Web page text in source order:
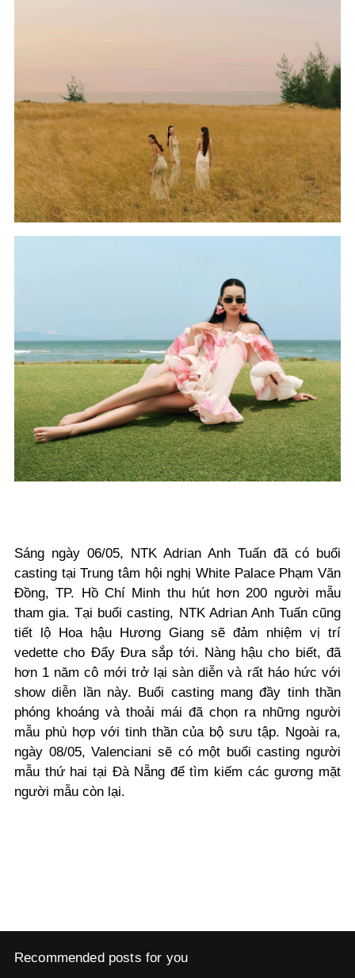
Sáng ngày 06/05, NTK Adrian Anh Tuấn đã có buổi
casting tại Trung tâm hội nghị White Palace Phạm Văn
Đồng, TP. Hồ Chí Minh thu hút hơn 200 người mẫu
tham gia. Tại buổi casting, NTK Adrian Anh Tuấn cũng
tiết lộ Hoa hậu Hương Giang sẽ đảm nhiệm vị trí
vedette cho Đẩy Đưa sắp tới. Nàng hậu cho biết, đã
hơn 1 năm cô mới trở lại sàn diễn và rất háo hức với
show diễn lần này. Buổi casting mang đầy tinh thần
phóng khoáng và thoải mái đã chọn ra những người
mẫu phù hợp với tinh thần của bộ sưu tập. Ngoài ra,
ngày 08/05, Valenciani sẽ có một buổi casting người
mẫu thứ hai tại Đà Nẵng để tìm kiếm các gương mặt
người mẫu còn lại.
Recommended posts for you